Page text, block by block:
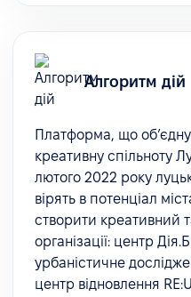
Алгоритм дій
Платформа, що
креативну спільноту
лютого 2022 року
вірять в потенціал
створити креативний
організації: центр
урбаністичне
центр відновлення